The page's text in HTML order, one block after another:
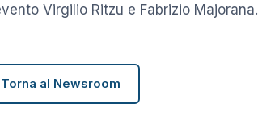
Virgilio Ritzu e Fabrizio Majorana.
al Newsroom